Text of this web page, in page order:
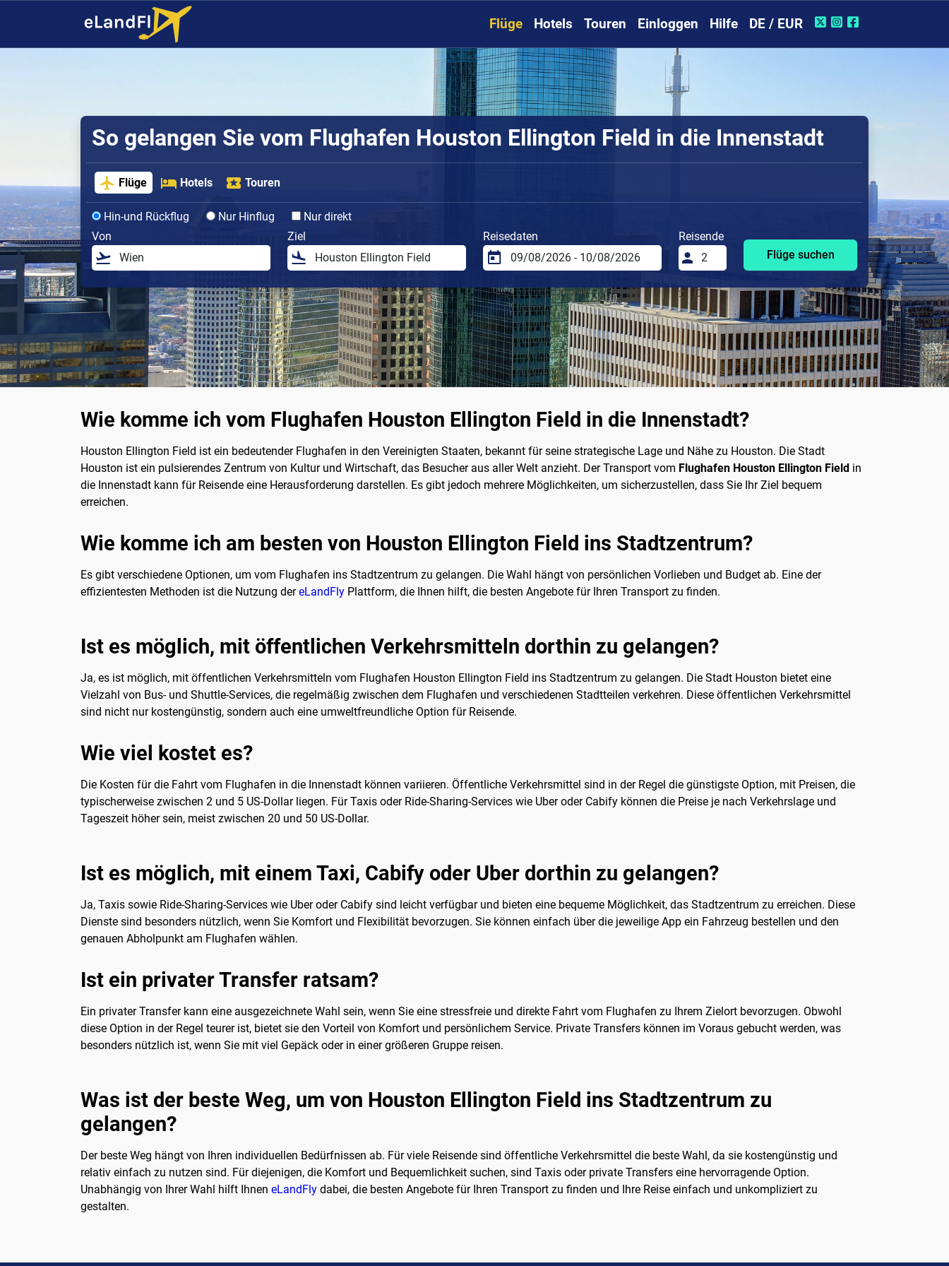
Flüge Hotels Touren Einloggen Hilfe DE / EUR
So gelangen Sie vom Flughafen Houston Ellington Field in die Innenstadt
Flüge Hotels Touren
Hin-und Rückflug Nur Hinflug
Nur direkt
Von
Ziel Reisedaten
Reisende
Flüge suchen
Wie komme ich vom Flughafen Houston Ellington Field in die Innenstadt?
Houston Ellington Field ist ein bedeutender Flughafen in den Vereinigten Staaten, bekannt für seine strategische Lage und Nähe zu Houston. Die Stadt
Houston ist ein pulsierendes Zentrum von Kultur und Wirtschaft, das Besucher aus aller Welt anzieht. Der Transport vom Flughafen Houston Ellington Field in
die Innenstadt kann für Reisende eine Herausforderung darstellen. Es gibt jedoch mehrere Möglichkeiten, um sicherzustellen, dass Sie Ihr Ziel bequem
erreichen.
Wie komme ich am besten von Houston Ellington Field ins Stadtzentrum?
Es gibt verschiedene Optionen, um vom Flughafen ins Stadtzentrum zu gelangen. Die Wahl hängt von persönlichen Vorlieben und Budget ab. Eine der
effizientesten Methoden ist die Nutzung dereLandFly Plattform, die Ihnen hilft, die besten Angebote für Ihren Transport zu finden.
Ist es möglich, mit öffentlichen Verkehrsmitteln dorthin zu gelangen?
Ja, es ist möglich, mit öffentlichen Verkehrsmitteln vom Flughafen Houston Ellington Field ins Stadtzentrum zu gelangen. Die Stadt Houston bietet eine
Vielzahl von Bus- und Shuttle-Services, die regelmäßig zwischen dem Flughafen und verschiedenen Stadtteilen verkehren. Diese öffentlichen Verkehrsmittel
sind nicht nur kostengünstig, sondern auch eine umweltfreundliche Option für Reisende.
Wie viel kostet es?
Die Kosten für die Fahrt vom Flughafen in die Innenstadt können variieren. Öffentliche Verkehrsmittel sind in der Regel die günstigste Option, mit Preisen, die
typischerweise zwischen 2 und 5 US-Dollar liegen. Für Taxis oder Ride-Sharing-Services wie Uber oder Cabify können die Preise je nach Verkehrslage und
Tageszeit höher sein, meist zwischen 20 und 50 US-Dollar.
Ist es möglich, mit einem Taxi, Cabify oder Uber dorthin zu gelangen?
Ja, Taxis sowie Ride-Sharing-Services wie Uber oder Cabify sind leicht verfügbar und bieten eine bequeme Möglichkeit, das Stadtzentrum zu erreichen. Diese
Dienste sind besonders nützlich, wenn Sie Komfort und Flexibilität bevorzugen. Sie können einfach über die jeweilige App ein Fahrzeug bestellen und den
genauen Abholpunkt am Flughafen wählen.
Ist ein privater Transfer ratsam?
Ein privater Transfer kann eine ausgezeichnete Wahl sein, wenn Sie eine stressfreie und direkte Fahrt vom Flughafen zu Ihrem Zielort bevorzugen. Obwohl
diese Option in der Regel teurer ist, bietet sie den Vorteil von Komfort und persönlichem Service. Private Transfers können im Voraus gebucht werden, was
besonders nützlich ist, wenn Sie mit viel Gepäck oder in einer größeren Gruppe reisen.
Was ist der beste Weg, um von Houston Ellington Field ins Stadtzentrum zu
gelangen?
Der beste Weg hängt von Ihren individuellen Bedürfnissen ab. Für viele Reisende sind öffentliche Verkehrsmittel die beste Wahl, da sie kostengünstig und
relativ einfach zu nutzen sind. Für diejenigen, die Komfort und Bequemlichkeit suchen, sind Taxis oder private Transfers eine hervorragende Option.
Unabhängig von Ihrer Wahl hilft Ihnen eLandFly dabei, die besten Angebote für Ihren Transport zu finden und Ihre Reise einfach und unkompliziert zu
gestalten.